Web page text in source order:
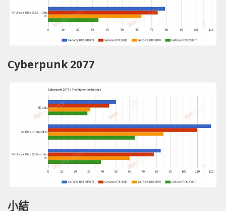
Cyberpunk 2077
小結